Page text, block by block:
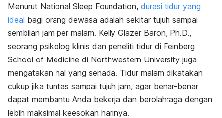
Menurut National Sleep Foundation, durasi tidur yang
ideal bagi orang dewasa adalah sekitar tujuh sampai
sembilan jam per malam. Kelly Glazer Baron, Ph.D.,
seorang psikolog klinis dan peneliti tidur di Feinberg
School of Medicine di Northwestern University juga
mengatakan hal yang senada. Tidur malam dikatakan
cukup jika tuntas sampai tujuh jam, agar benar-benar
dapat membantu Anda bekerja dan berolahraga dengan
lebih maksimal keesokan harinya.